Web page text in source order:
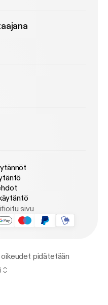
sivu
pidätetään